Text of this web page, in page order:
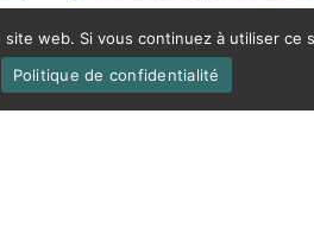
UNE MAISON, 1 ÉTAGE
Aurinkometä-
web. Si vous continuez à utiliser
Politique de confidentialité